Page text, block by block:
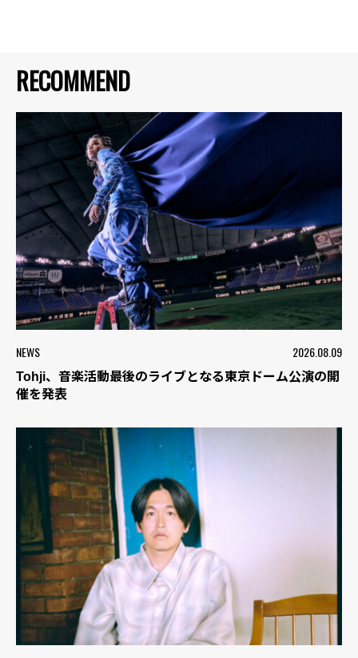
RECOMMEND
NEWS 2026.08.09
Tohji、音楽活動最後のライブとなる東京ドーム公演の開
催を発表